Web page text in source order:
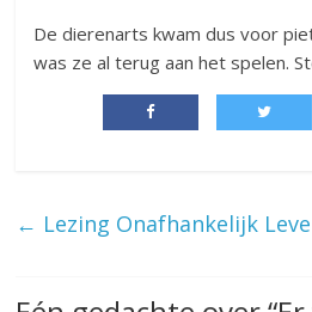
De dierenarts kwam dus voor
was ze al terug aan het spelen.
← Lezing Onafhankelijk